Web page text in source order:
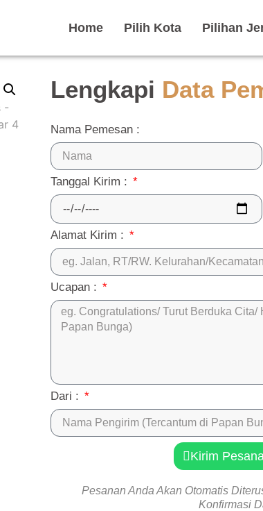
Home Pilih Kota Pilihan
Lengkapi Data
Nama Pemesan :
Tanggal Kirim :
Alamat Kirim :
Ucapan :
Dari :
Kirim
Pesanan Anda Akan Otomatis
Konfirmasi